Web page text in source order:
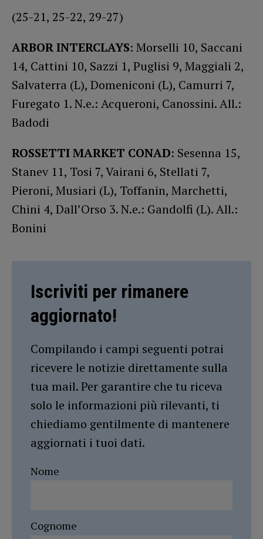
(25-21, 25-22, 29-27)
ARBOR INTERCLAYS: Morselli 10, Saccani
14, Cattini 10, Sazzi 1, Puglisi 9, Maggiali 2,
Salvaterra (L), Domeniconi (L), Camurri 7,
Furegato 1. N.e.: Acqueroni, Canossini. All.:
Badodi
ROSSETTI MARKET CONAD: Sesenna 15,
Stanev 11, Tosi 7, Vairani 6, Stellati 7,
Pieroni, Musiari (L), Toffanin, Marchetti,
Chini 4, Dall’Orso 3. N.e.: Gandolfi (L). All.:
Bonini
Iscriviti per rimanere
aggiornato!
Compilando i campi seguenti potrai
ricevere le notizie direttamente sulla
tua mail. Per garantire che tu riceva
solo le informazioni più rilevanti, ti
chiediamo gentilmente di mantenere
aggiornati i tuoi dati.
Nome
Cognome